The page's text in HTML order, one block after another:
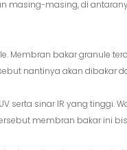
masing-masing, di
Membran bakar granule
nantinya akan dibakar
serta sinar IR yang tinggi.
membran bakar ini